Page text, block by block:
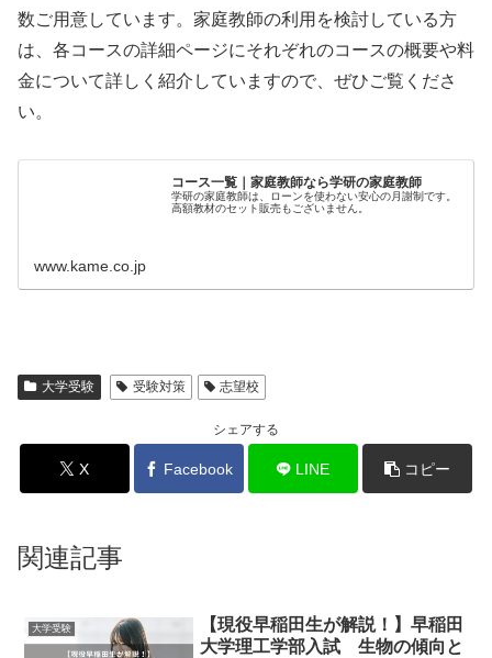
数ご用意しています。家庭教師の利用を検討している方
は、各コースの詳細ページにそれぞれのコースの概要や料
金について詳しく紹介していますので、ぜひご覧くださ
い。
コース一覧｜家庭教師なら学研の家庭教師
学研の家庭教師は、ローンを使わない安心の月謝制です。
高額教材のセット販売もございません。
www.kame.co.jp
大学受験 受験対策 志望校
シェアする
X Facebook LINE コピー
関連記事
大学受験
【現役早稲田生が解説！】早稲田
大学理工学部入試 生物の傾向と